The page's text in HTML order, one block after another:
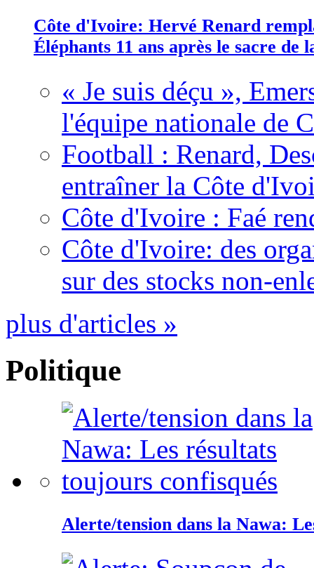
Côte d'Ivoire: Hervé Renard
Éléphants 11 ans après le sacre de
« Je suis déçu »,
l'équipe nationale de
Football : Renard,
entraîner la Côte
Côte d'Ivoire : Faé
Côte d'Ivoire: des
sur des stocks non-
plus d'articles »
Politique
Alerte/tension dans la Nawa: